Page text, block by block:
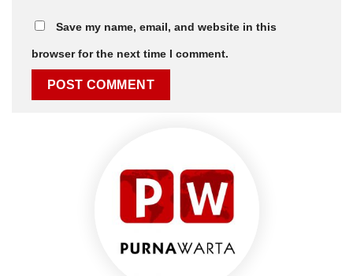
Save my name, email, and website in this
browser for the next time I comment.